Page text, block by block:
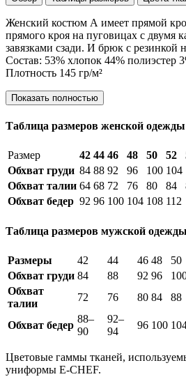
Женский костюм А имеет прямой
прямого кроя на пуговицах с двумя
завязками сзади. И брюк с резинкой
Состав: 53% хлопок 44% полиэстер
Плотность 145 гр/м²
Показать полностью
Таблица размеров женской одежды
Размер 42 44 46 48 50 52
Обхват груди 84 88 92 96 100 104
Обхват талии 64 68 72 76 80 84
Обхват бедер 92 96 100 104 108 112
Таблица размеров мужской одежды
Размеры 42 44 46 48 50
Обхват груди 84 88 92 96
Обхват
талии
72 76 80 84 88
Обхват бедер
88–
90
92–
94
96 100
Цветовые гаммы тканей,
униформы E-CHEF.